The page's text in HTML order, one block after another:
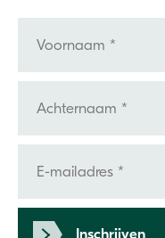
Inschrijven